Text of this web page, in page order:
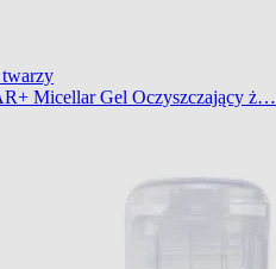
Micellar Gel Oczyszczający ż…